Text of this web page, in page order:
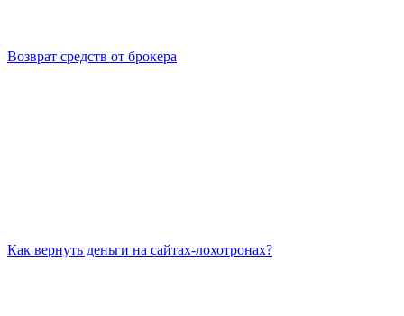
Возврат средств от брокера
Как вернуть деньги на сайтах-лохотронах?